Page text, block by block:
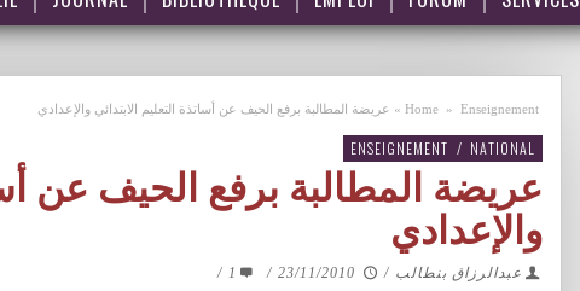
Home » Enseignement
» عريضة المطالبة برفع الحيف عن أساتذة التعليم الابتدائي والإعدادي
ENSEIGNEMENT / NATIONAL
عريضة المطالبة برفع الحيف عن
والإعدادي
عبدالرزاق بنطالب /
23/11/2010
/
1
/